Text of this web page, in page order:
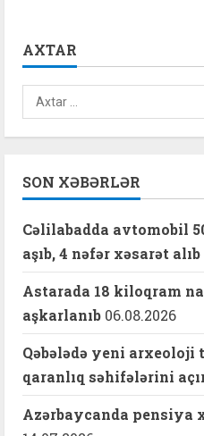
AXTAR
Axtarış:
SON XƏBƏRLƏR
Cəlilabadda avtomobil
aşıb, 4 nəfər xəsarət alıb
Astarada 18 kiloqram
aşkarlanıb 06.08.2026
Qəbələdə yeni arxeoloji
qaranlıq səhifələrini
Azərbaycanda pensiya